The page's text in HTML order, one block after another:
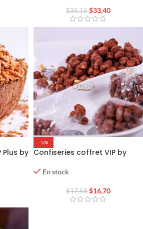
$35,16 $33,40
by
-5%
Confiseries coffret VIP by
En stock
$17,58 $16,70